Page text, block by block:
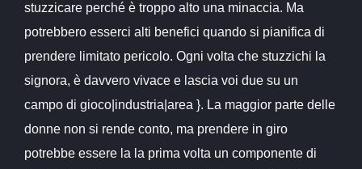
stuzzicare perché è troppo alto una minaccia. Ma
potrebbero esserci alti benefici quando si pianifica di
prendere limitato pericolo. Ogni volta che stuzzichi la
signora, è davvero vivace e lascia voi due su un
campo di gioco|industria|area }. La maggior parte delle
donne non si rende conto, ma prendere in giro
potrebbe essere la la prima volta un componente di